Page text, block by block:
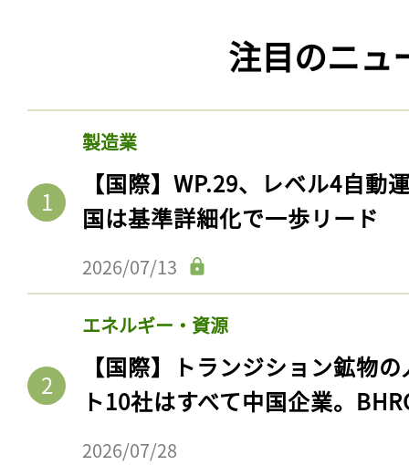
注目のニュ
製造業
【国際】WP.29、レベル4自動
国は基準詳細化で一歩リード
2026/07/13
エネルギー・資源
【国際】トランジション鉱物
ト10社はすべて中国企業。
2026/07/28